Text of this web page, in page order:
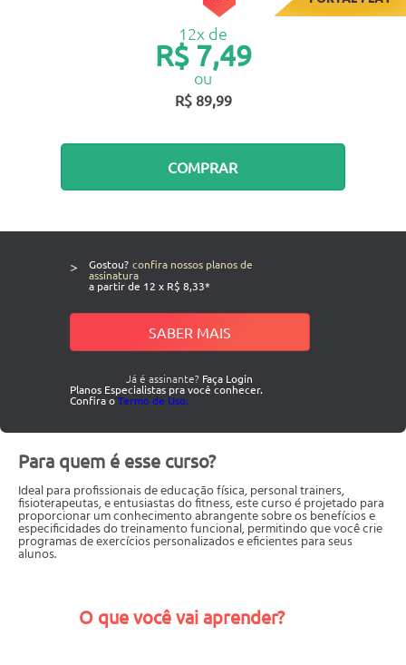
R$ 89,99
12x de
R$ 7,49
ou
COMPRAR
> Gostou? confira nossos planos de
assinatura
a partir de 12 x R$ 8,33*
SABER MAIS
Já é assinante? Faça Login
Planos Especialistas pra você conhecer.
Confira oTermo de Uso.
Para quem é esse curso?
Ideal para profissionais de educação física, personal trainers,
fisioterapeutas, e entusiastas do fitness, este curso é projetado para
proporcionar um conhecimento abrangente sobre os benefícios e
especificidades do treinamento funcional, permitindo que você crie
programas de exercícios personalizados e eficientes para seus
alunos.
O que você vai aprender?